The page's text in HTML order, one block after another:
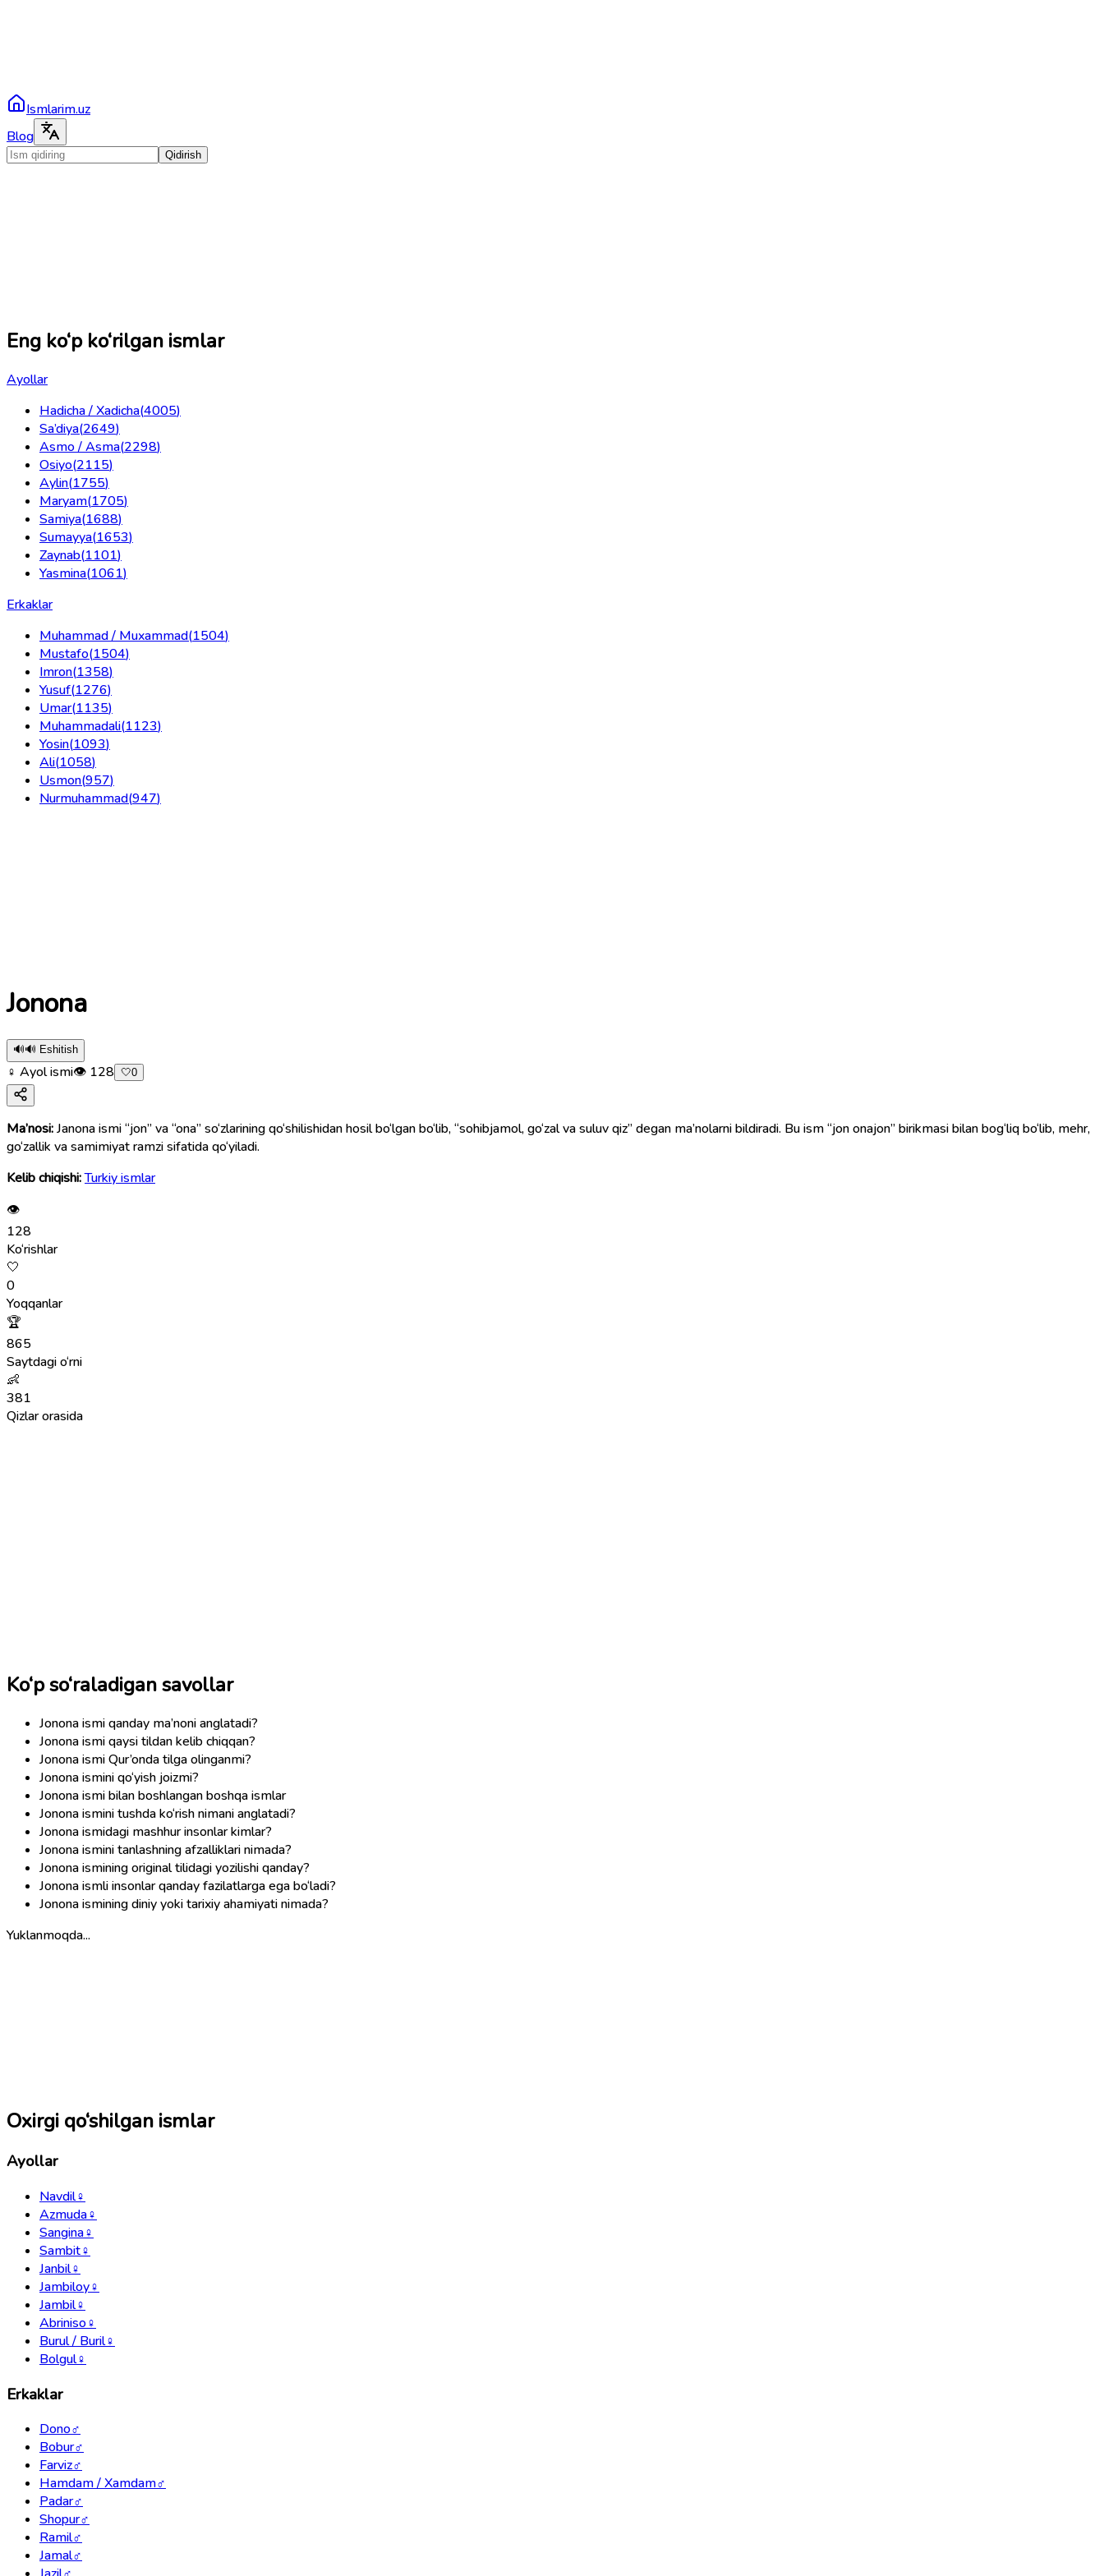
Ismlarim.uz
Blog
Qidirish
Eng ko‘p ko‘rilgan ismlar
Ayollar
Hadicha / Xadicha(4005)
Sa’diya(2649)
Asmo / Asma(2298)
Osiyo(2115)
Aylin(1755)
Maryam(1705)
Samiya(1688)
Sumayya(1653)
Zaynab(1101)
Yasmina(1061)
Erkaklar
Muhammad / Muxammad(1504)
Mustafo(1504)
Imron(1358)
Yusuf(1276)
Umar(1135)
Muhammadali(1123)
Yosin(1093)
Ali(1058)
Usmon(957)
Nurmuhammad(947)
Jonona
🔊🔊 Eshitish
♀ Ayol ismi👁 128 🤍0
Ma’nosi:Janona ismi “jon” va “ona” so‘zlarining qo‘shilishidan hosil bo‘lgan bo‘lib, “sohibjamol, go‘zal va suluv qiz” degan ma’nolarni bildiradi. Bu ism “jon onajon” birikmasi bilan bog‘liq bo‘lib, mehr,
go‘zallik va samimiyat ramzi sifatida qo‘yiladi.
Kelib chiqishi:Turkiy ismlar
👁
128
Ko‘rishlar
🤍
0
Yoqqanlar
🏆
865
Saytdagi o‘rni
👶
381
Qizlar orasida
Ko‘p so‘raladigan savollar
Jonona ismi qanday ma’noni anglatadi?
Jonona ismi qaysi tildan kelib chiqqan?
Jonona ismi Qur’onda tilga olinganmi?
Jonona ismini qo‘yish joizmi?
Jonona ismi bilan boshlangan boshqa ismlar
Jonona ismini tushda ko‘rish nimani anglatadi?
Jonona ismidagi mashhur insonlar kimlar?
Jonona ismini tanlashning afzalliklari nimada?
Jonona ismining original tilidagi yozilishi qanday?
Jonona ismli insonlar qanday fazilatlarga ega bo‘ladi?
Jonona ismining diniy yoki tarixiy ahamiyati nimada?
Yuklanmoqda...
Oxirgi qo‘shilgan ismlar
Ayollar
Navdil♀
Azmuda♀
Sangina♀
Sambit♀
Janbil♀
Jambiloy♀
Jambil♀
Abriniso♀
Burul / Buril♀
Bolgul♀
Erkaklar
Dono♂
Bobur♂
Farviz♂
Hamdam / Xamdam♂
Padar♂
Shopur♂
Ramil♂
Jamal♂